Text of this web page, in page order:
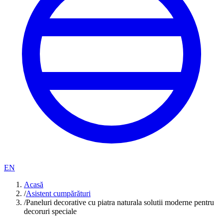
EN
Acasă
/Asistent cumpărături
/Paneluri decorative cu piatra naturala solutii moderne pentru
decoruri speciale